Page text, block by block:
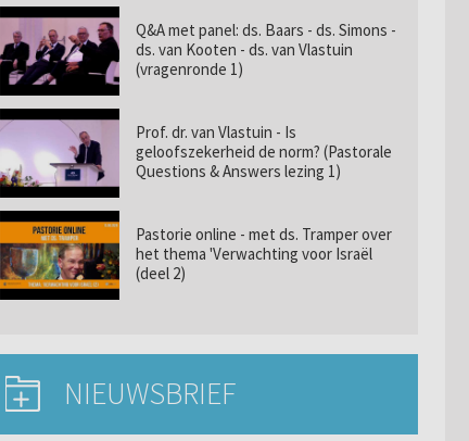
Q&A met panel: ds. Baars - ds. Simons -
ds. van Kooten - ds. van Vlastuin
(vragenronde 1)
Prof. dr. van Vlastuin - Is
geloofszekerheid de norm? (Pastorale
Questions & Answers lezing 1)
Pastorie online - met ds. Tramper over
het thema 'Verwachting voor Israël
(deel 2)
NIEUWSBRIEF